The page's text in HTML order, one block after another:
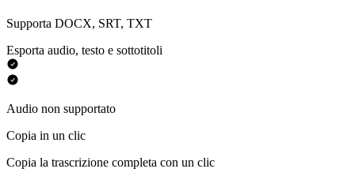
Supporta DOCX, SRT, TXT
Esporta audio, testo e sottotitoli
Audio non supportato
Copia in un clic
Copia la trascrizione completa con un clic